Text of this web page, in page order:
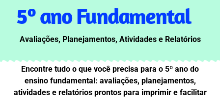
5º ano Fundamental
Avaliações, Planejamentos, Atividades e Relatórios
Encontre tudo o que você precisa para o 5º ano do
ensino fundamental: avaliações, planejamentos,
atividades e relatórios prontos para imprimir e facilitar